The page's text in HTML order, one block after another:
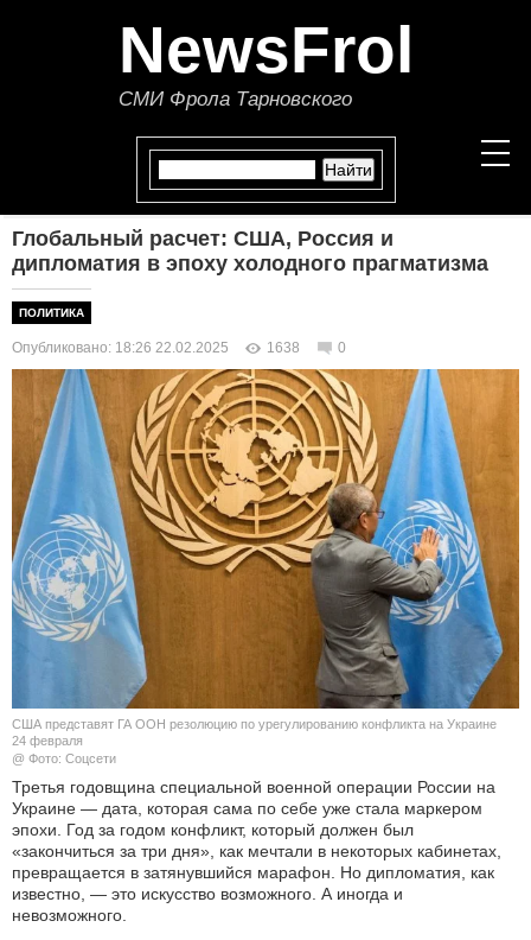
NewsFrol
СМИ Фрола Тарновского
НОВОСТИ
ПОЛИТИКА
ЭКОНОМИКА
В МИРЕ
ОБЩЕСТВО
КУЛЬТУРА
АВТО И МОТО
ЭГОИЗМ
БЛОГ
Глобальный расчет: США, Россия и
дипломатия в эпоху холодного прагматизма
ПОЛИТИКА
Опубликовано: 18:26 22.02.2025 1638 0
США представят ГА ООН резолюцию по урегулированию конфликта на Украине
24 февраля
@ Фото: Соцсети
Третья годовщина специальной военной операции России на
Украине — дата, которая сама по себе уже стала маркером
эпохи. Год за годом конфликт, который должен был
«закончиться за три дня», как мечтали в некоторых кабинетах,
превращается в затянувшийся марафон. Но дипломатия, как
известно, — это искусство возможного. А иногда и
невозможного.